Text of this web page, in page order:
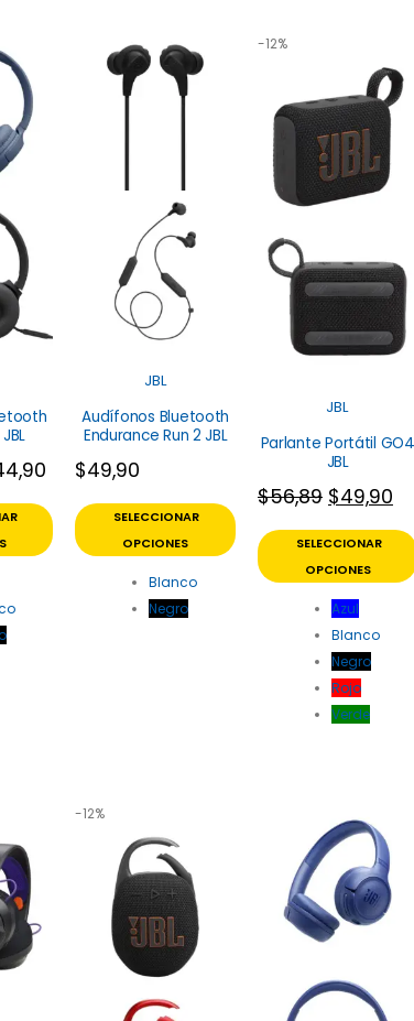
JBL
Audífonos Bluetooth
Endurance Run 2 JBL
$49,90
SELECCIONAR
OPCIONES
Blanco
Negro
-12%
JBL
Parlante Portátil GO4
JBL
$56,89 $49,90
SELECCIONAR
OPCIONES
Azul
Blanco
Negro
Rojo
Verde
-12%